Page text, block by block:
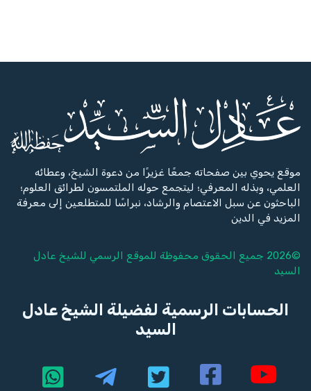
موقع يحوي بين صفحاته جمعًا غزيرًا من دعوة الشيخ، وعطائه
العلمي، وبذله المعرفي؛ ليتجمع حوله الملتمسون لطرائق العلوم؛
الباحثون عن سبل الاعتصام والرشاد، نبراسًا للمتطلعين إلى معرفة
المزيد في الدين
©2026 جميع الحقوق محفوظة للموقع الرسمي للشيخ
عادل
السيد
الحسابات الرسمية لفضيلة الشيخ عادل
السيد